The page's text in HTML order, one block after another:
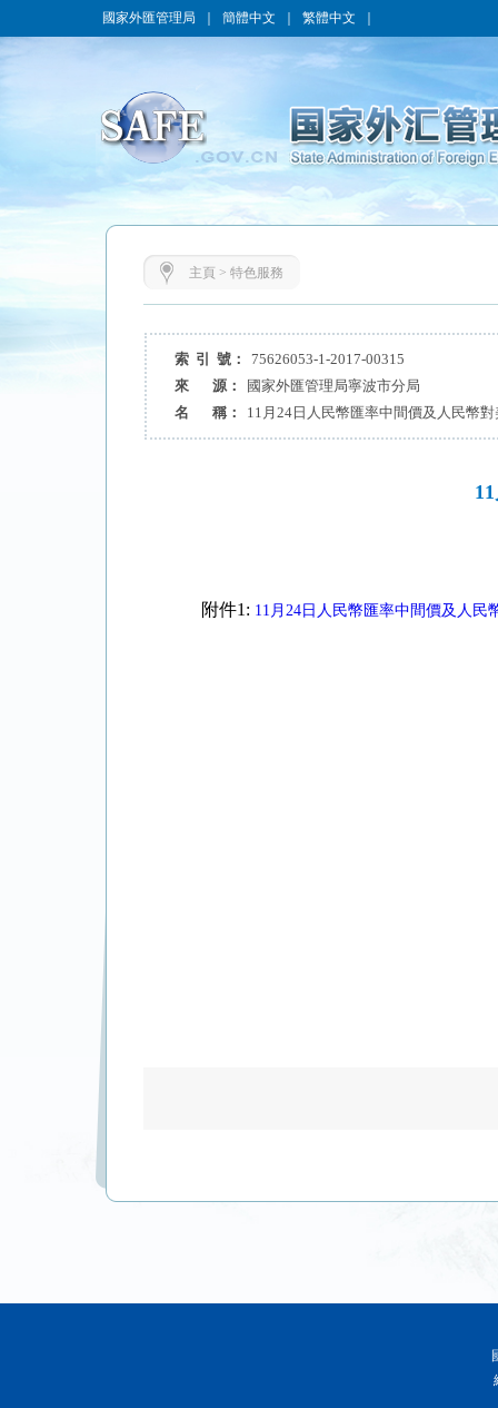
國家外匯管理局 簡體中文 繁體中文
主頁 > 特色服務
索 引 號：
75626053-1-2017-00315
來 源：
國家外匯管理局寧波市分局
名 稱：
11月24日人民幣匯率中間價及人民幣
附件1: 11月24日人民幣匯率中間價及人民